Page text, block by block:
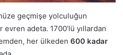
geçmişe yolculuğun
adeta. 1700’lü yıllardan
her ülkeden 600 kadar